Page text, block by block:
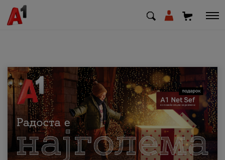
МК EN SQ
Приватни Деловни